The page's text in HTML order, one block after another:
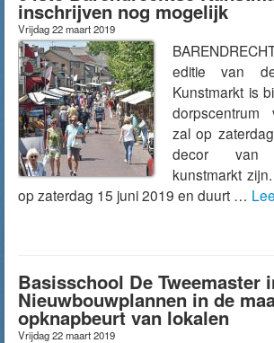
inschrijven nog mogelijk
Vrijdag 22 maart 2019
editie van
Kunstmarkt is
dorpscentrum
zal op
decor van
kunstmarkt
op zaterdag 15 juni 2019 en duurt …
Basisschool De Tweemaster
Nieuwbouwplannen in de
opknapbeurt van lokalen
Vrijdag 22 maart 2019